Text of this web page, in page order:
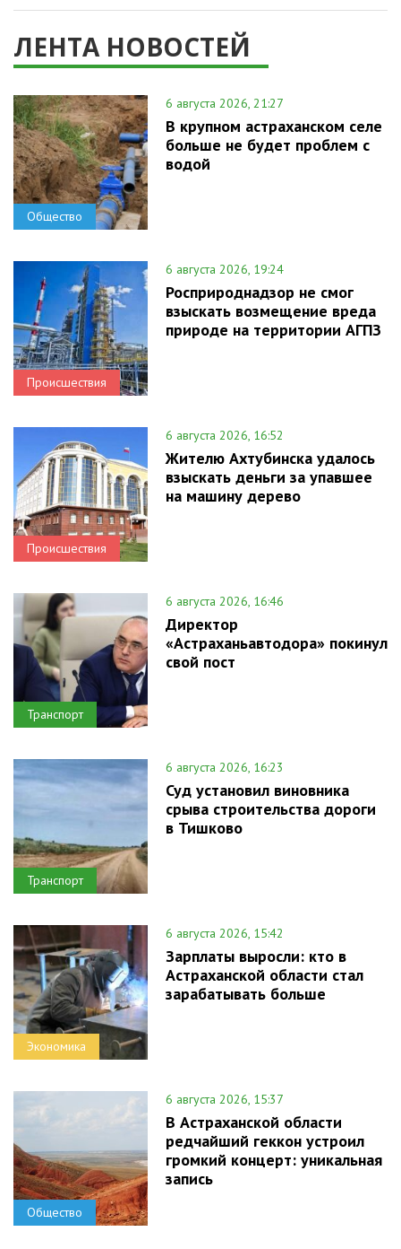
ЛЕНТА НОВОСТЕЙ
Общество
6 августа 2026, 21:27
В крупном астраханском селе
больше не будет проблем с
водой
Происшествия
6 августа 2026, 19:24
Росприроднадзор не смог
взыскать возмещение вреда
природе на территории АГПЗ
Происшествия
6 августа 2026, 16:52
Жителю Ахтубинска удалось
взыскать деньги за упавшее
на машину дерево
Транспорт
6 августа 2026, 16:46
Директор
«Астраханьавтодора» покинул
свой пост
Транспорт
6 августа 2026, 16:23
Суд установил виновника
срыва строительства дороги
в Тишково
Экономика
6 августа 2026, 15:42
Зарплаты выросли: кто в
Астраханской области стал
зарабатывать больше
Общество
6 августа 2026, 15:37
В Астраханской области
редчайший геккон устроил
громкий концерт: уникальная
запись